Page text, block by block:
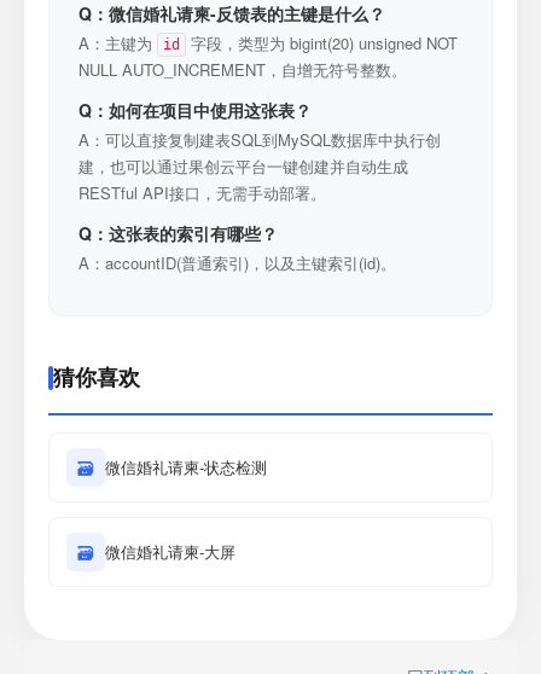
Q：微信婚礼请柬-反馈表的主键是什么？
A：主键为 id
字段，类型为 bigint(20) unsigned NOT
NULL AUTO_INCREMENT，自增无符号整数。
Q：如何在项目中使用这张表？
A：可以直接复制建表SQL到MySQL数据库中执行创
建，也可以通过果创云平台一键创建并自动生成
RESTful API接口，无需手动部署。
Q：这张表的索引有哪些？
A：accountID(普通索引)，以及主键索引(id)。
猜你喜欢
🗃 微信婚礼请柬-状态检测
🗃 微信婚礼请柬-大屏